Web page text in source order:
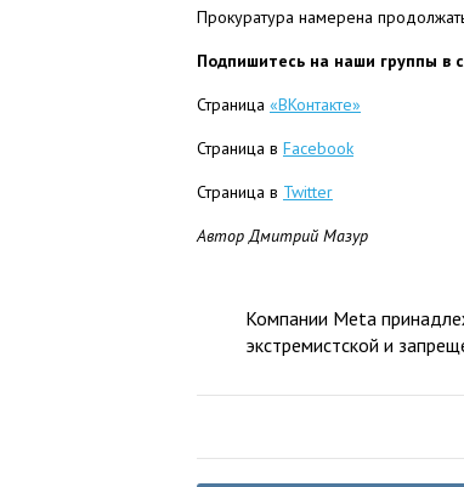
Прокуратура намерена
Подпишитесь на наши группы в
Страница «ВКонтакте»
Страница в Facebook
Страница в Twitter
Автор Дмитрий Мазур
Компании Meta
экстремистской и